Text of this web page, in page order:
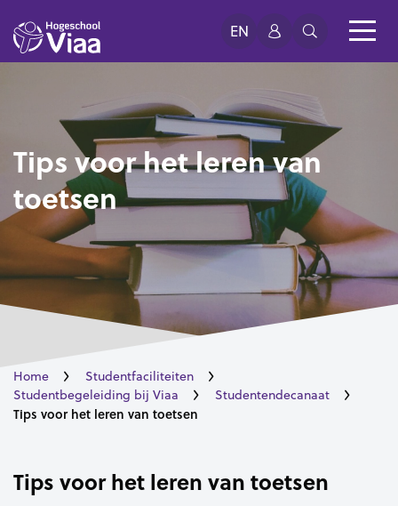
EN
Tips voor het leren van
toetsen
Home
Studentfaciliteiten
Studentbegeleiding bij Viaa
Studentendecanaat
Tips voor het leren van toetsen
Tips voor het leren van toetsen